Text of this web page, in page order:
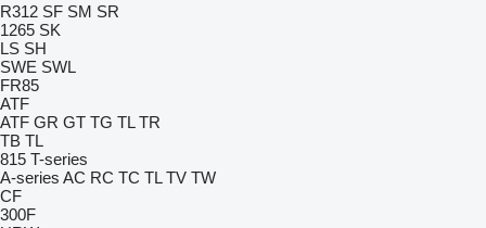
R312 SF SM SR
1265 SK
LS SH
SWE SWL
FR85
ATF
ATF GR GT TG TL TR
TB TL
815 T-series
A-series AC RC TC TL TV TW
CF
300F